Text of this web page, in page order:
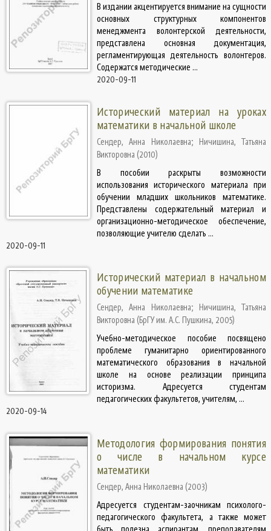
В издании акцентируется внимание на сущности
основных структурных компонентов
менеджмента волонтерской деятельности,
представлена основная документация,
регламентирующая деятельность волонтеров.
Содержатся методические ...
2020-09-11
Исторический материал на уроках
математики в начальной школе
Сендер, Анна Николаевна; Ничишина, Татьяна
Викторовна (2010)
В пособии раскрыты возможности
использования исторического материала при
обучении младших школьников математике.
Представлены содержательный материал и
организационно-методическое обеспечение,
позволяющие учителю сделать ...
2020-09-11
Исторический материал в начальном
обучении математике
Сендер, Анна Николаевна;
Ничишина, Татьяна
Викторовна (БрГУ им. А.С. Пушкина, 2005)
Учебно-методическое пособие посвящено
проблеме гуманитарно ориентированного
математического образования в начальной
школе на основе реализации принципа
историзма. Адресуется студентам
педагогических факультетов, учителям, ...
2020-09-14
Методология формирования понятия
о числе в начальном курсе
математики
Сендер, Анна Николаевна (2003)
Адресуется студентам-заочникам психолого-
педагогического факультета, а также может